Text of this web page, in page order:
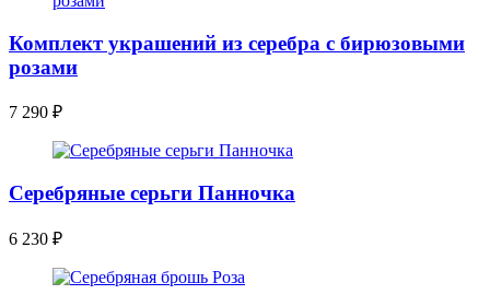
Комплект украшений из серебра с бирюзовыми
розами
7 290 ₽
Серебряные серьги Панночка
6 230 ₽